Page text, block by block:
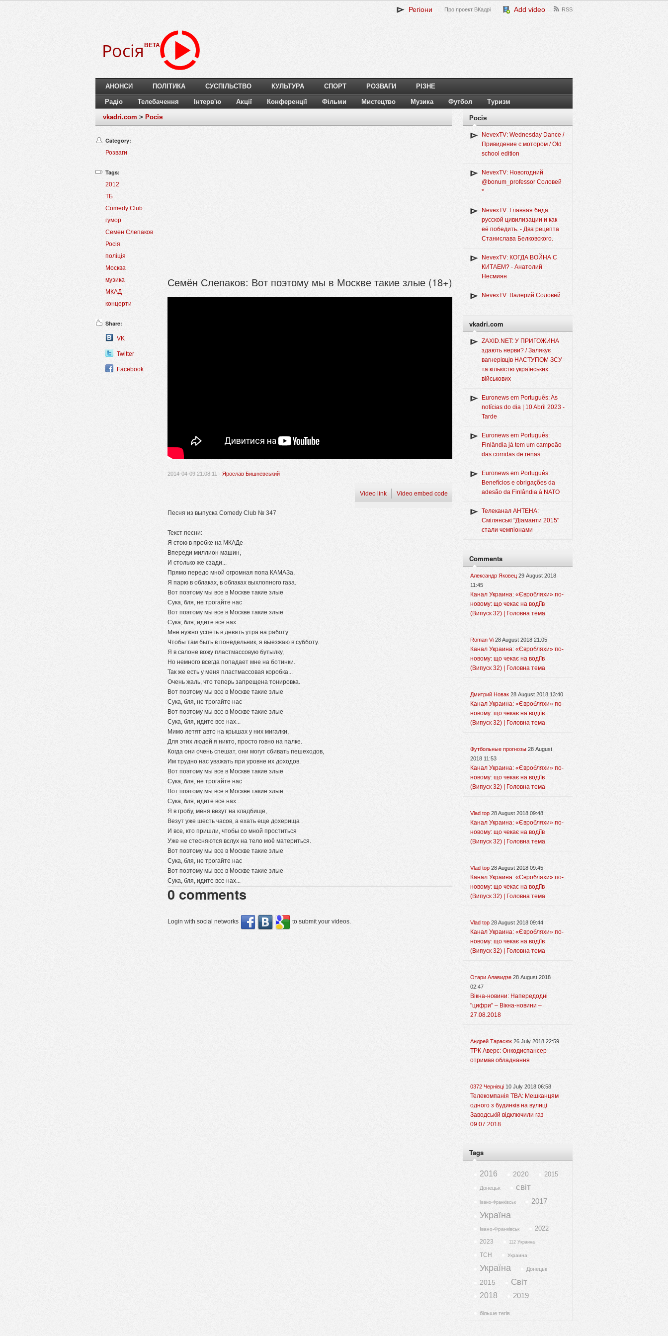
Регіони Про проект ВКадрі Add video RSS
Росія BETA
АНОНСИ ПОЛІТИКА СУСПІЛЬСТВО КУЛЬТУРА СПОРТ РОЗВАГИ РІЗНЕ
Радіо Телебачення Інтерв'ю Акції Конференції Фільми Мистецтво Музика Футбол Туризм
vkadri.com > Росія
Category:
Розваги
Tags:
2012
ТБ
Comedy Club
гумор
Семен Слепаков
Росія
поліція
Москва
музика
МКАД
концерти
Share:
VK
Twitter
Facebook
Семён Слепаков: Вот поэтому мы в Москве такие злые (18+)
2014-04-09 21:08:11 · Ярослав Бишневський
Video link Video embed code
Песня из выпуска Comedy Club № 347
Текст песни:
Я стою в пробке на МКАДе
Впереди миллион машин,
И столько же сзади...
Прямо передо мной огромная попа КАМАЗа,
Я парю в облаках, в облаках выхлопного газа.
Вот поэтому мы все в Москве такие злые
Сука, бля, не трогайте нас
Вот поэтому мы все в Москве такие злые
Сука, бля, идите все нах...
Мне нужно успеть в девять утра на работу
Чтобы там быть в понедельник, я выезжаю в субботу.
Я в салоне вожу пластмассовую бутылку,
Но немного всегда попадает мне на ботинки.
Так же есть у меня пластмассовая коробка...
Очень жаль, что теперь запрещена тонировка.
Вот поэтому мы все в Москве такие злые
Сука, бля, не трогайте нас
Вот поэтому мы все в Москве такие злые
Сука, бля, идите все нах...
Мимо летят авто на крышах у них мигалки,
Для этих людей я никто, просто говно на палке.
Когда они очень спешат, они могут сбивать пешеходов,
Им трудно нас уважать при уровне их доходов.
Вот поэтому мы все в Москве такие злые
Сука, бля, не трогайте нас
Вот поэтому мы все в Москве такие злые
Сука, бля, идите все нах...
Я в гробу, меня везут на кладбище,
Везут уже шесть часов, а ехать еще дохерища .
И все, кто пришли, чтобы со мной проститься
Уже не стесняются вслух на тело моё материться.
Вот поэтому мы все в Москве такие злые
Сука, бля, не трогайте нас
Вот поэтому мы все в Москве такие злые
Сука, бля, идите все нах...
0 comments
Login with social networks to submit your videos.
Росія
NevexTV: Wednesday Dance /
Привидение с мотором / Old
school edition
NevexTV: Новогодний
@bonum_professor Соловей
*
NevexTV: Главная беда
русской цивилизации и как
её победить. - Два рецепта
Станислава Белковского.
NevexTV: КОГДА ВОЙНА С
КИТАЕМ? - Анатолий
Несмиян
NevexTV: Валерий Соловей
vkadri.com
ZAXID.NET: У ПРИГОЖИНА
здають нерви? / Залякує
вагнерівців НАСТУПОМ ЗСУ
та кількістю українських
військових
Euronews em Português: As
notícias do dia | 10 Abril 2023 -
Tarde
Euronews em Português:
Finlândia já tem um campeão
das corridas de renas
Euronews em Português:
Benefícios e obrigações da
adesão da Finlândia à NATO
Телеканал АНТЕНА:
Смілянські "Діаманти 2015"
стали чемпіонами
Comments
Александр Яковец 29 August 2018
11:45
Канал Украина: «Євробляхи» по-
новому: що чекає на водіїв
(Випуск 32) | Головна тема
Roman Vi 28 August 2018 21:05
Канал Украина: «Євробляхи» по-
новому: що чекає на водіїв
(Випуск 32) | Головна тема
Дмитрий Новак 28 August 2018 13:40
Канал Украина: «Євробляхи» по-
новому: що чекає на водіїв
(Випуск 32) | Головна тема
Футбольные прогнозы 28 August
2018 11:53
Канал Украина: «Євробляхи» по-
новому: що чекає на водіїв
(Випуск 32) | Головна тема
Vlad top 28 August 2018 09:48
Канал Украина: «Євробляхи» по-
новому: що чекає на водіїв
(Випуск 32) | Головна тема
Vlad top 28 August 2018 09:45
Канал Украина: «Євробляхи» по-
новому: що чекає на водіїв
(Випуск 32) | Головна тема
Vlad top 28 August 2018 09:44
Канал Украина: «Євробляхи» по-
новому: що чекає на водіїв
(Випуск 32) | Головна тема
Отари Алавидзе 28 August 2018
02:47
Вікна-новини: Напередодні
"цифри" – Вікна-новини –
27.08.2018
Андрей Тарасюк 26 July 2018 22:59
ТРК Аверс: Онкодиспансер
отримав обладнання
0372 Чернівці 10 July 2018 06:58
Телекомпанія ТВА: Мешканцям
одного з будинків на вулиці
Заводській відключили газ
09.07.2018
Tags
2016 2020 2015
Донецьк світ
Івано-Франківськ 2017
Україна
Івано-Франківськ 2022
2023 112 Украина
ТСН Украина
Україна Донецьк
2015 Світ
2018 2019
більше тегів